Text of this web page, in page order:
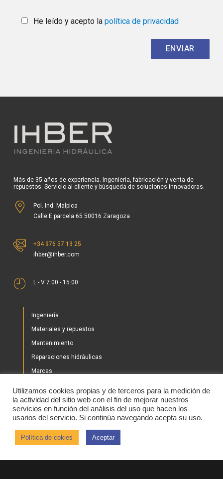
He leído y acepto la política de privacidad
Más de 35 años de experiencia. Ingeniería, fabricación y venta de
repuestos. Servicio al cliente y búsqueda de soluciones innovadoras.
Pol. Ind. Malpica
Calle E parcela 65 50016 Zaragoza
+34 976 57 13 25
ihber@ihber.com
L - V 7:00 - 15:00
Ingeniería
Materiales y repuestos
Mantenimiento
Reparaciones hidráulicas
Marcas
Tienda
Noticias
2020 © IHBER
Utilizamos cookies propias y de terceros para la medición de
la actividad del sitio web con el fin de mejorar nuestros
servicios en función del análisis del uso que hacen los
usarios del servicio. Si continúa navegando acepta su uso.
Política de cokies Aceptar